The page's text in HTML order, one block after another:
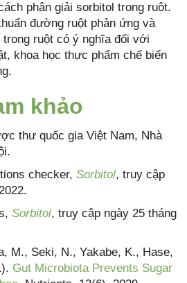
phân giải sorbitol trong ruột.
đường ruột phản ứng và
ruột có ý nghĩa đối với
khoa học thực phẩm chế biến
khảo
thư quốc gia Việt Nam, Nhà
checker, Sorbitol, truy cập
Sorbitol, truy cập ngày 25 tháng
M., Seki, N., Yakabe, K., Hase,
Gut Microbiota Prevents Sugar